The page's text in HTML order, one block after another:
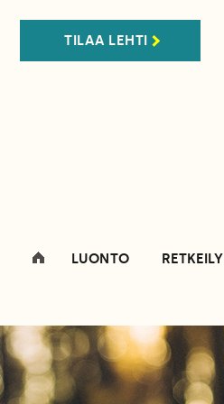
TILAA LEHTI
LUONTO RETKEILY